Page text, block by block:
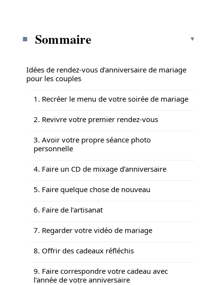
Sommaire
Idées de rendez-vous d’anniversaire de mariage
pour les couples
1. Recréer le menu de votre soirée de mariage
2. Revivre votre premier rendez-vous
3. Avoir votre propre séance photo
personnelle
4. Faire un CD de mixage d’anniversaire
5. Faire quelque chose de nouveau
6. Faire de l’artisanat
7. Regarder votre vidéo de mariage
8. Offrir des cadeaux réfléchis
9. Faire correspondre votre cadeau avec
l’année de votre anniversaire